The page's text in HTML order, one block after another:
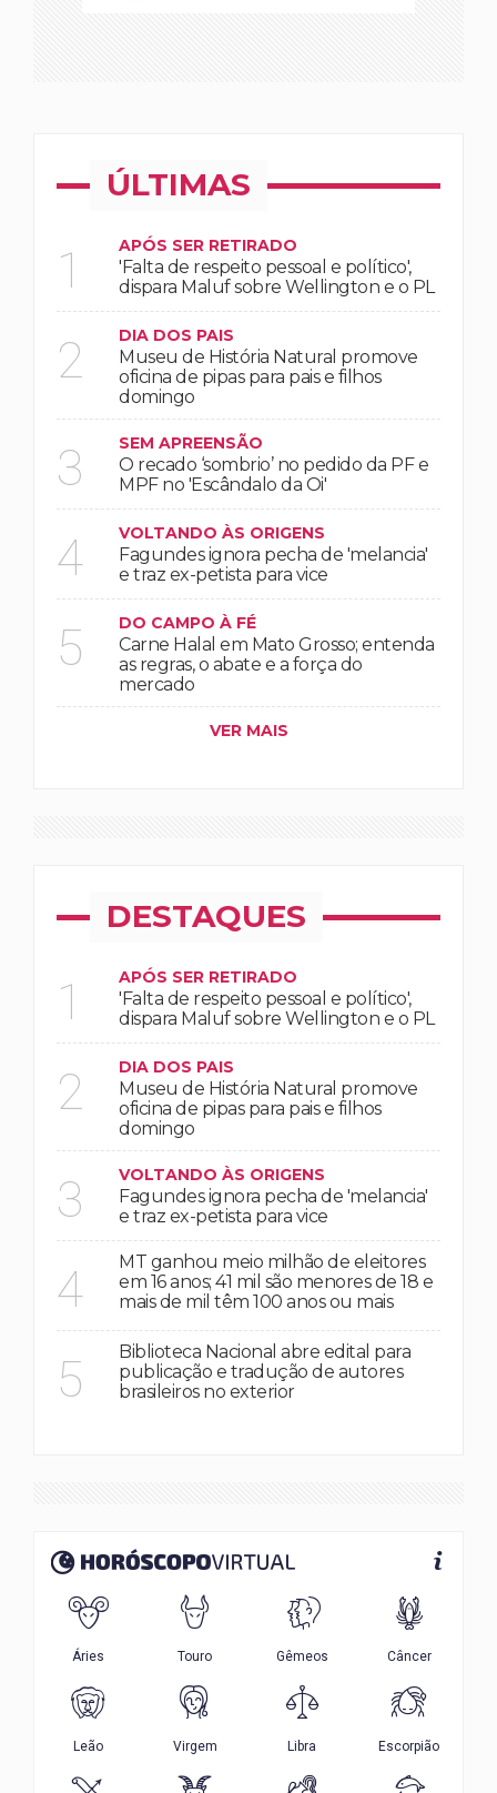
ÚLTIMAS
1 APÓS SER RETIRADO
'Falta de respeito pessoal e político',
dispara Maluf sobre Wellington e o PL
2 DIA DOS PAIS
Museu de História Natural promove
oficina de pipas para pais e filhos
domingo
3 SEM APREENSÃO
O recado ‘sombrio’ no pedido da PF e
MPF no 'Escândalo da Oi'
4 VOLTANDO ÀS ORIGENS
Fagundes ignora pecha de 'melancia'
e traz ex-petista para vice
5 DO CAMPO À FÉ
Carne Halal em Mato Grosso; entenda
as regras, o abate e a força do
mercado
VER MAIS
DESTAQUES
1 APÓS SER RETIRADO
'Falta de respeito pessoal e político',
dispara Maluf sobre Wellington e o PL
2 DIA DOS PAIS
Museu de História Natural promove
oficina de pipas para pais e filhos
domingo
3 VOLTANDO ÀS ORIGENS
Fagundes ignora pecha de 'melancia'
e traz ex-petista para vice
4
MT ganhou meio milhão de eleitores
em 16 anos; 41 mil são menores de 18 e
mais de mil têm 100 anos ou mais
5
Biblioteca Nacional abre edital para
publicação e tradução de autores
brasileiros no exterior